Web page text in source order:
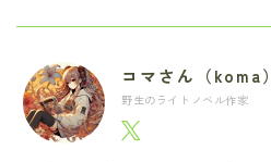
コマさん（koma）
野生のライトノベル作家